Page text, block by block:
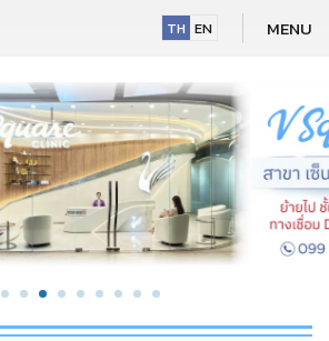
TH EN MENU